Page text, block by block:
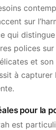
sur
qui
polices
et
à capturer
pour la
est